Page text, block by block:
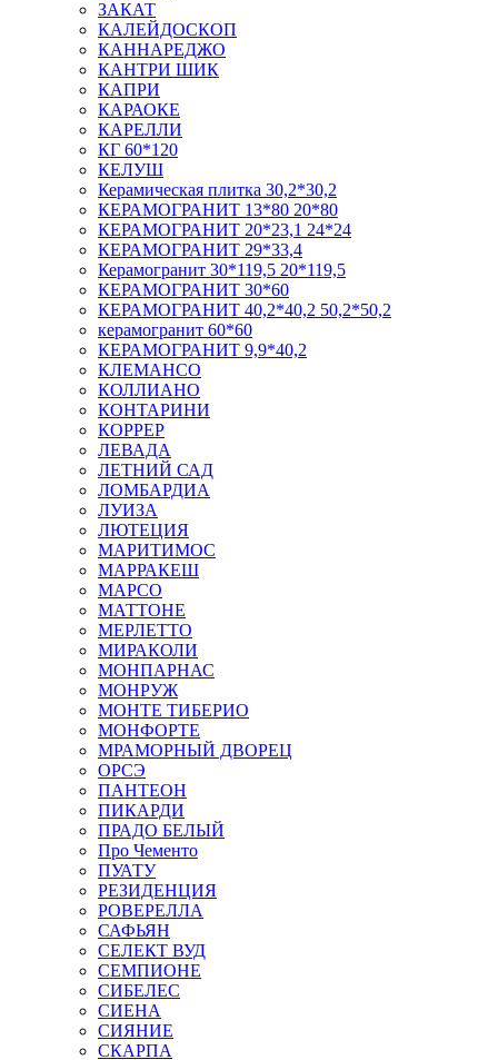
ЗАКАТ
КАЛЕЙДОСКОП
КАННАРЕДЖО
КАНТРИ ШИК
КАПРИ
КАРАОКЕ
КАРЕЛЛИ
КГ 60*120
КЕЛУШ
Керамическая плитка 30,2*30,2
КЕРАМОГРАНИТ 13*80 20*80
КЕРАМОГРАНИТ 20*23,1 24*24
КЕРАМОГРАНИТ 29*33,4
Керамогранит 30*119,5 20*119,5
КЕРАМОГРАНИТ 30*60
КЕРАМОГРАНИТ 40,2*40,2 50,2*50,2
керамогранит 60*60
КЕРАМОГРАНИТ 9,9*40,2
КЛЕМАНСО
КОЛЛИАНО
КОНТАРИНИ
КОРРЕР
ЛЕВАДА
ЛЕТНИЙ САД
ЛОМБАРДИА
ЛУИЗА
ЛЮТЕЦИЯ
МАРИТИМОС
МАРРАКЕШ
МАРСО
МАТТОНЕ
МЕРЛЕТТО
МИРАКОЛИ
МОНПАРНАС
МОНРУЖ
МОНТЕ ТИБЕРИО
МОНФОРТЕ
МРАМОРНЫЙ ДВОРЕЦ
ОРСЭ
ПАНТЕОН
ПИКАРДИ
ПРАДО БЕЛЫЙ
Про Чементо
ПУАТУ
РЕЗИДЕНЦИЯ
РОВЕРЕЛЛА
САФЬЯН
СЕЛЕКТ ВУД
СЕМПИОНЕ
СИБЕЛЕС
СИЕНА
СИЯНИЕ
СКАРПА